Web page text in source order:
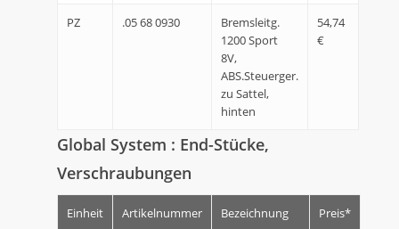
PZ .05 68 0930
Bremsleitg.
1200 Sport
8V,
ABS.Steuerger.
zu Sattel,
hinten
54,74
€
Global System : End-Stücke,
Verschraubungen
Einheit Artikelnummer Bezeichnung Preis*